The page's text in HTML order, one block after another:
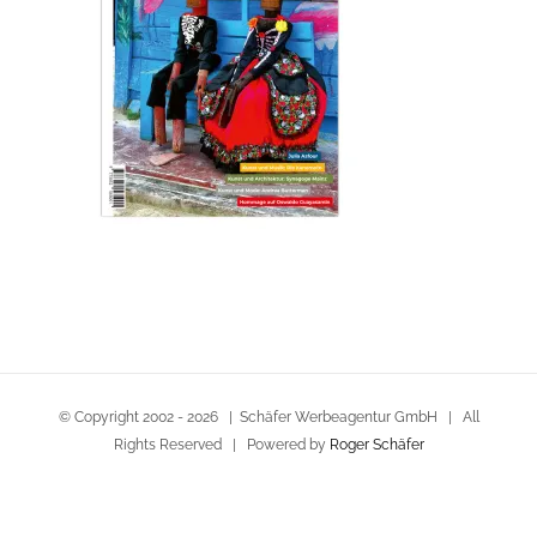
© Copyright 2002 - 2026 | Schäfer Werbeagentur GmbH | All
Rights Reserved | Powered by Roger Schäfer